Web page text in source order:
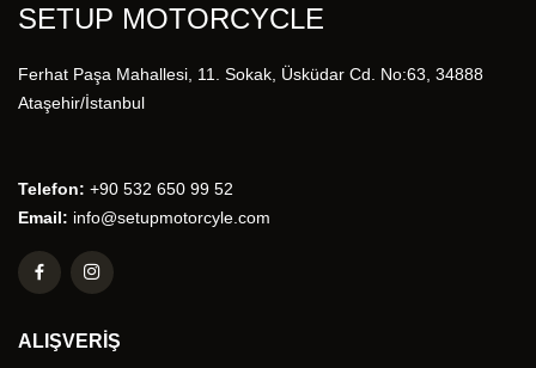
SETUP MOTORCYCLE
Ferhat Paşa Mahallesi, 11. Sokak, Üsküdar Cd. No:63, 34888
Ataşehir/İstanbul
Telefon: +90 532 650 99 52
Email: info@setupmotorcyle.com
ALIŞVERİŞ